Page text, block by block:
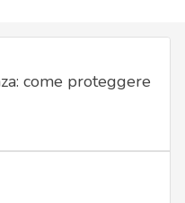
come proteggere